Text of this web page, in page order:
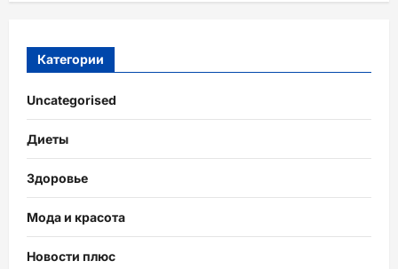
Категории
Uncategorised
Диеты
Здоровье
Мода и красота
Новости плюс